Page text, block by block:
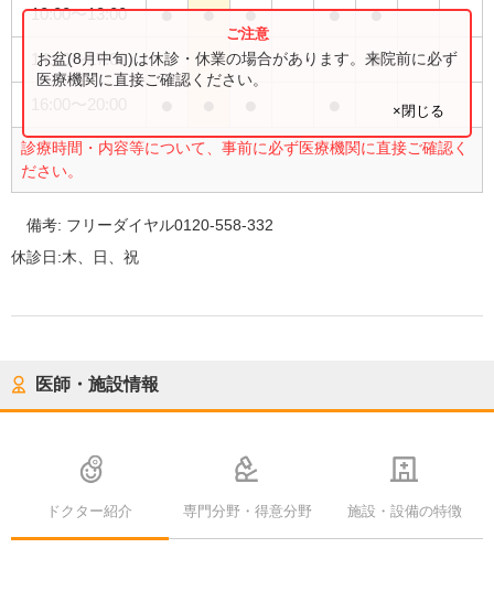
10:00〜13:00 ● ● ● ● ●
14:00〜17:00 ●
診療時間・内容等について、事前に必ず医療機関に直接ご確認く
ださい。
お盆(8月中旬)は休診・休業の場合があります。来院前に必ず
医療機関に直接ご確認ください。
×閉じる
備考: フリーダイヤル0120-558-332
休診日:木、日、祝
医師・施設情報
ドクター紹介 専門分野・得意分野 施設・設備の特徴